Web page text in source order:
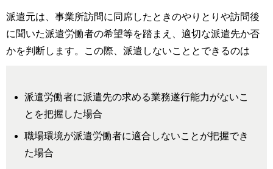
派遣元は、事業所訪問に同席したときのやりとりや訪問後
に聞いた派遣労働者の希望等を踏まえ、適切な派遣先か否
かを判断します。この際、派遣しないこととできるのは
派遣労働者に派遣先の求める業務遂行能力がないこ
とを把握した場合
職場環境が派遣労働者に適合しないことが把握でき
た場合